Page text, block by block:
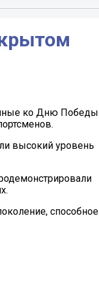
ко Дню Победы.
высокий уровень
способное